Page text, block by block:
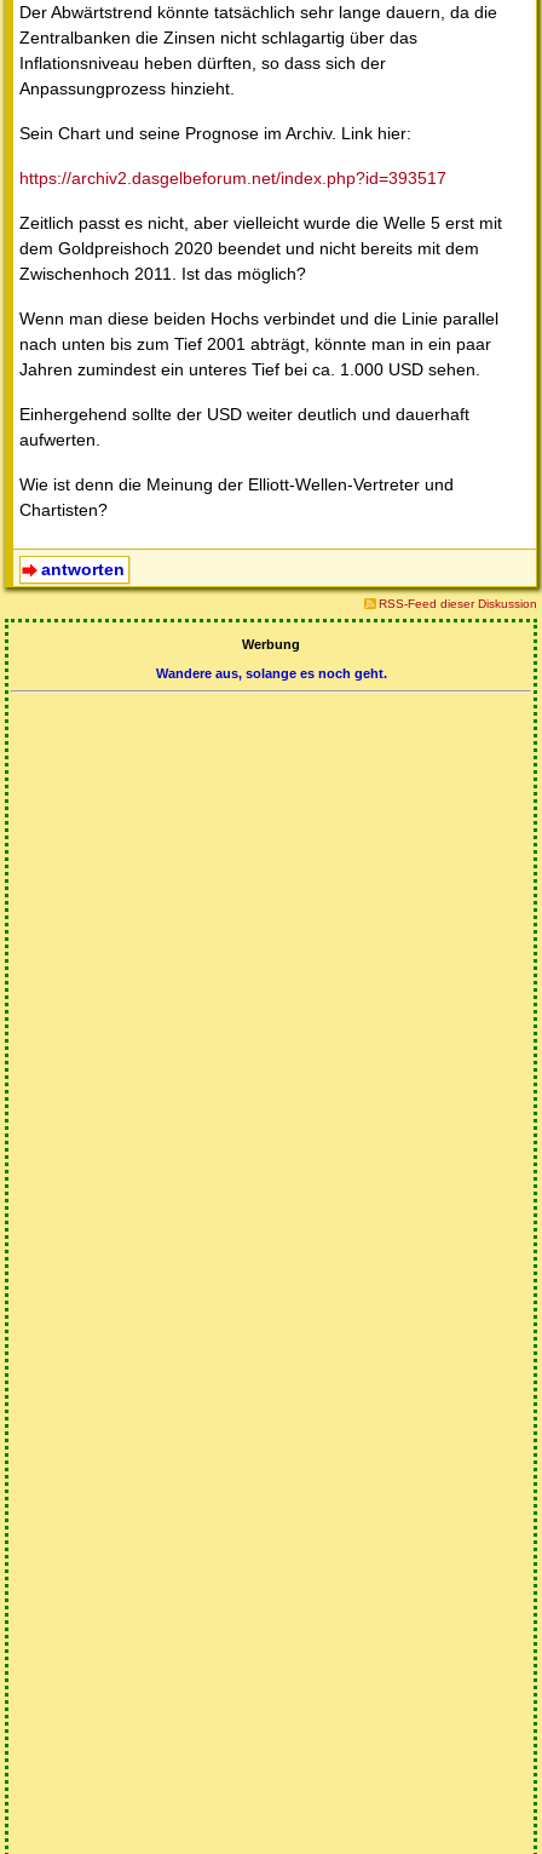
Der Abwärtstrend könnte tatsächlich sehr lange dauern, da die
Zentralbanken die Zinsen nicht schlagartig über das
Inflationsniveau heben dürften, so dass sich der
Anpassungprozess hinzieht.
Sein Chart und seine Prognose im Archiv. Link hier:
https://archiv2.dasgelbeforum.net/index.php?id=393517
Zeitlich passt es nicht, aber vielleicht wurde die Welle 5 erst mit
dem Goldpreishoch 2020 beendet und nicht bereits mit dem
Zwischenhoch 2011. Ist das möglich?
Wenn man diese beiden Hochs verbindet und die Linie parallel
nach unten bis zum Tief 2001 abträgt, könnte man in ein paar
Jahren zumindest ein unteres Tief bei ca. 1.000 USD sehen.
Einhergehend sollte der USD weiter deutlich und dauerhaft
aufwerten.
Wie ist denn die Meinung der Elliott-Wellen-Vertreter und
Chartisten?
antworten
RSS-Feed dieser Diskussion
Werbung
Wandere aus, solange es noch geht.